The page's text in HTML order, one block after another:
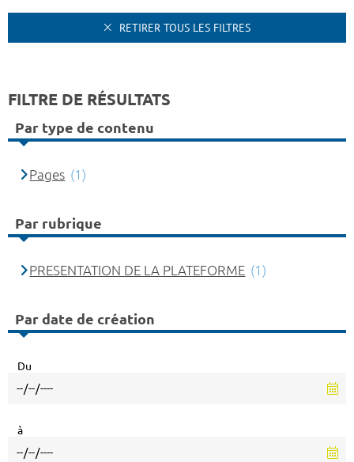
RETIRER TOUS LES FILTRES
FILTRE DE RÉSULTATS
Par type de contenu
Pages (1)
Par rubrique
PRESENTATION DE LA PLATEFORME (1)
Par date de création
Du
à